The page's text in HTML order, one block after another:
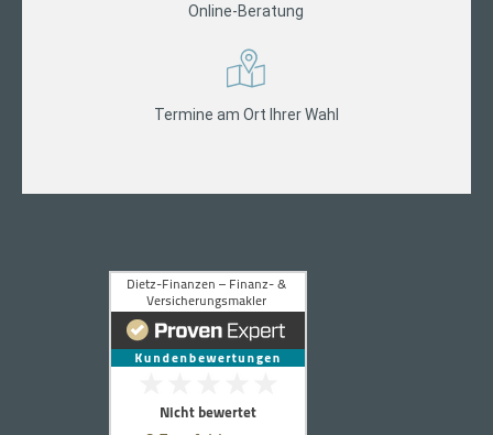
Online-Beratung
Termine am Ort Ihrer Wahl